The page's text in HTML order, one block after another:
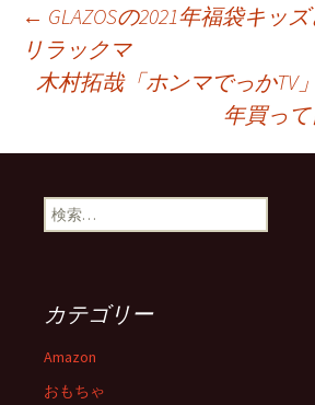
投
稿
ナ
ビ
ゲ
ー
← GLAZOSの2021年福袋キッ
リラックマ
木村拓哉「ホンマでっかTV
年買っ
検
索:
カテゴリー
Amazon
おもちゃ